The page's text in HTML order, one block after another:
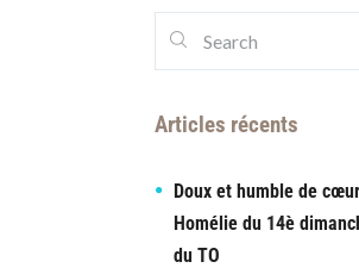
Articles récents
Doux et humble de
Homélie du 14è
du TO